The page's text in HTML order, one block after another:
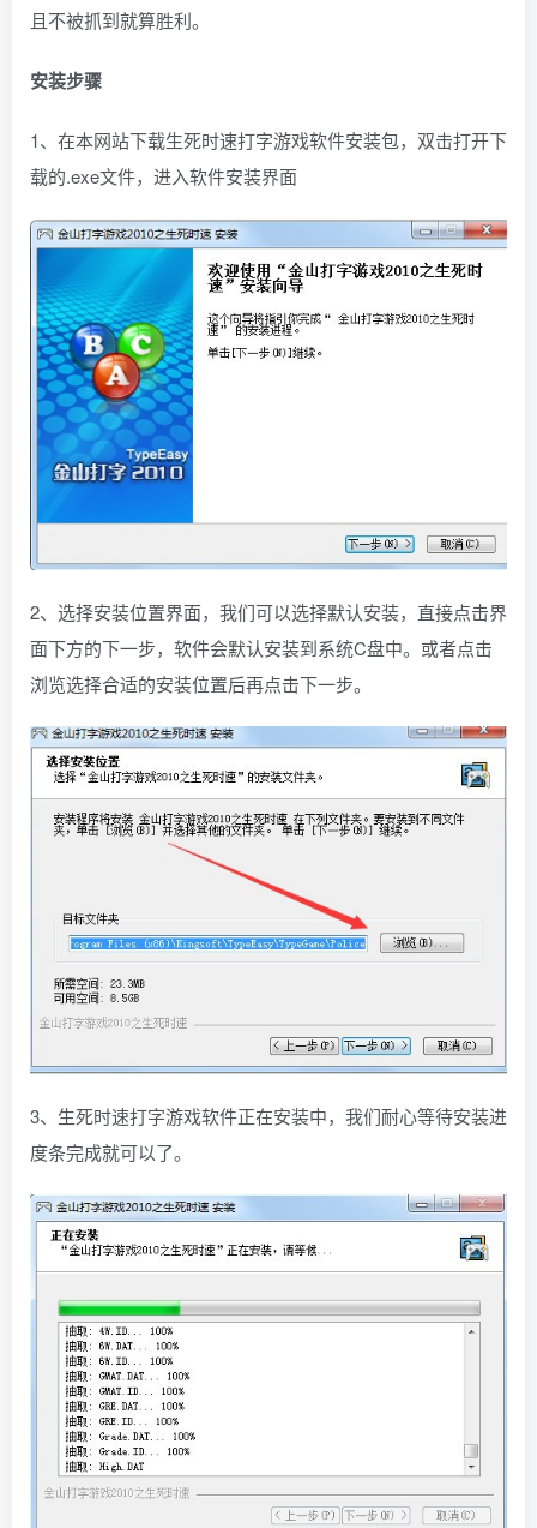
且不被抓到就算胜利。
安装步骤
1、在本网站下载生死时速打字游戏软件安装包，双击打开下
载的.exe文件，进入软件安装界面
2、选择安装位置界面，我们可以选择默认安装，直接点击界
面下方的下一步，软件会默认安装到系统C盘中。或者点击
浏览选择合适的安装位置后再点击下一步。
3、生死时速打字游戏软件正在安装中，我们耐心等待安装进
度条完成就可以了。